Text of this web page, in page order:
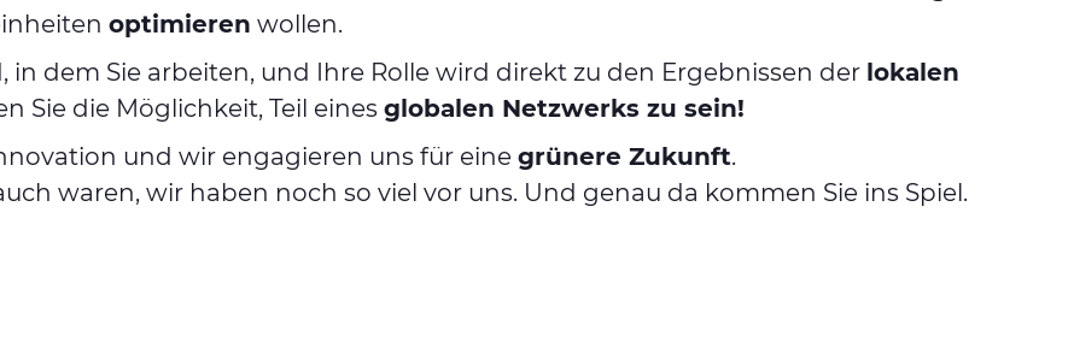
optimieren wollen.
in dem Sie arbeiten, und Ihre Rolle wird direkt zu den Ergebnissen der lokalen
Sie die Möglichkeit, Teil eines globalen Netzwerks zu sein!
und wir engagieren uns für eine grünere Zukunft.
waren, wir haben noch so viel vor uns. Und genau da kommen Sie ins Spiel.